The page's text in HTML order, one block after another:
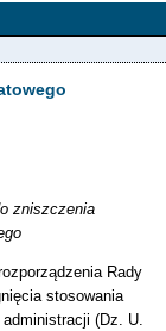
zniszczenia
Rady
stosowania
(Dz. U.